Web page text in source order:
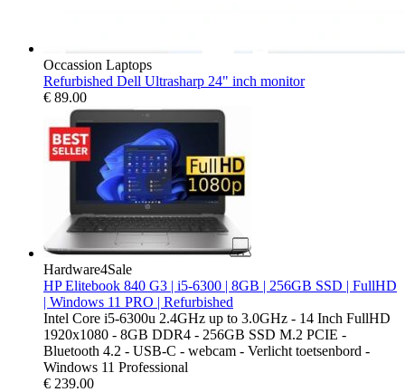
Occassion Laptops
Refurbished Dell Ultrasharp 24" inch monitor
€ 89.00
Hardware4Sale
HP Elitebook 840 G3 | i5-6300 | 8GB | 256GB SSD | FullHD
| Windows 11 PRO | Refurbished
Intel Core i5-6300u 2.4GHz up to 3.0GHz - 14 Inch FullHD
1920x1080 - 8GB DDR4 - 256GB SSD M.2 PCIE -
Bluetooth 4.2 - USB-C - webcam - Verlicht toetsenbord -
Windows 11 Professional
€ 239.00